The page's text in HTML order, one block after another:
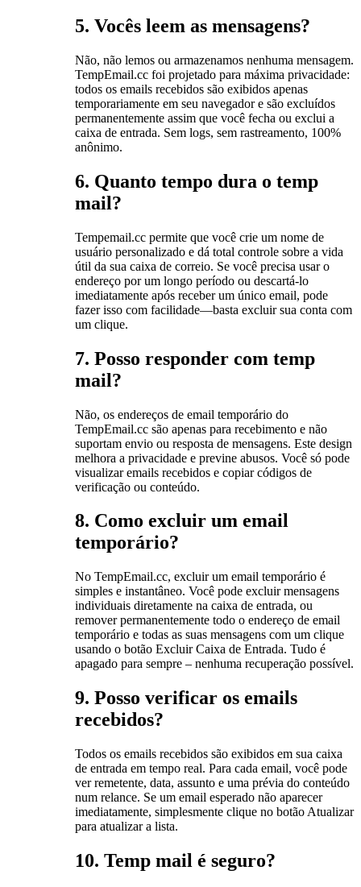
5. Vocês leem as mensagens?
Não, não lemos ou armazenamos nenhuma mensagem.
TempEmail.cc foi projetado para máxima privacidade:
todos os emails recebidos são exibidos apenas
temporariamente em seu navegador e são excluídos
permanentemente assim que você fecha ou exclui a
caixa de entrada. Sem logs, sem rastreamento, 100%
anônimo.
6. Quanto tempo dura o temp
mail?
Tempemail.cc permite que você crie um nome de
usuário personalizado e dá total controle sobre a vida
útil da sua caixa de correio. Se você precisa usar o
endereço por um longo período ou descartá-lo
imediatamente após receber um único email, pode
fazer isso com facilidade—basta excluir sua conta com
um clique.
7. Posso responder com temp
mail?
Não, os endereços de email temporário do
TempEmail.cc são apenas para recebimento e não
suportam envio ou resposta de mensagens. Este design
melhora a privacidade e previne abusos. Você só pode
visualizar emails recebidos e copiar códigos de
verificação ou conteúdo.
8. Como excluir um email
temporário?
No TempEmail.cc, excluir um email temporário é
simples e instantâneo. Você pode excluir mensagens
individuais diretamente na caixa de entrada, ou
remover permanentemente todo o endereço de email
temporário e todas as suas mensagens com um clique
usando o botão Excluir Caixa de Entrada. Tudo é
apagado para sempre – nenhuma recuperação possível.
9. Posso verificar os emails
recebidos?
Todos os emails recebidos são exibidos em sua caixa
de entrada em tempo real. Para cada email, você pode
ver remetente, data, assunto e uma prévia do conteúdo
num relance. Se um email esperado não aparecer
imediatamente, simplesmente clique no botão Atualizar
para atualizar a lista.
10. Temp mail é seguro?